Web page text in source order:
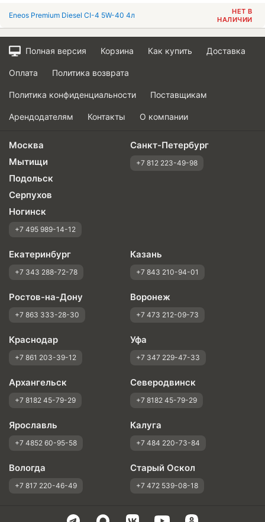
Eneos Premium Diesel CI-4 5W-40 4л
НЕТ В
НАЛИЧИИ
Полная версия Корзина Как купить Доставка
Оплата Политика возврата
Политика конфиденциальности Поставщикам
Арендодателям Контакты О компании
Москва
Мытищи
Подольск
Серпухов
Ногинск
+7 495 989-14-12
Санкт-Петербург
+7 812 223-49-98
Екатеринбург
+7 343 288-72-78
Казань
+7 843 210-94-01
Ростов-на-Дону
+7 863 333-28-30
Воронеж
+7 473 212-09-73
Краснодар
+7 861 203-39-12
Уфа
+7 347 229-47-33
Архангельск
+7 8182 45-79-29
Северодвинск
+7 8182 45-79-29
Ярославль
+7 4852 60-95-58
Калуга
+7 484 220-73-84
Вологда
+7 817 220-46-49
Старый Оскол
+7 472 539-08-18